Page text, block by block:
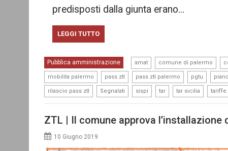
predisposti dalla giunta erano…
LEGGI TUTTO
Pubblica amministrazione amat comune di palermo
mobilita palermo pass ztl pass ztl palermo pgtu
rilascio pass ztl Segnalati sispi tar tar sicilia tariffe
ZTL | Il comune approva l’installazione
10 Giugno 2019